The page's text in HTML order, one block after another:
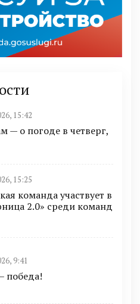
15:42
— о погоде в четверг,
15:25
команда участвует в
2.0» среди команд
9:41
победа!